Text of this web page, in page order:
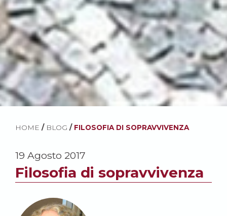
HOME / BLOG / FILOSOFIA DI SOPRAVVIVENZA
19 Agosto 2017
Filosofia di sopravvivenza